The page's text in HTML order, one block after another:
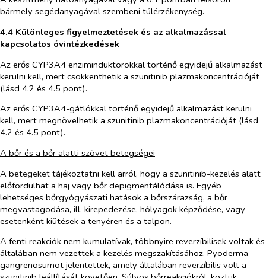
bármely segédanyagával szembeni túlérzékenység.
4.4 Különleges figyelmeztetések és az alkalmazással
kapcsolatos óvintézkedések
Az erős CYP3A4 enziminduktorokkal történő egyidejű alkalmazást
kerülni kell, mert csökkenthetik a szunitinib plazmakoncentrációját
(lásd 4.2 és 4.5 pont).
Az erős CYP3A4-gátlókkal történő egyidejű alkalmazást kerülni
kell, mert megnövelhetik a szunitinib plazmakoncentrációját (lásd
4.2 és 4.5 pont).
A bőr és a bőr alatti szövet betegségei
A betegeket tájékoztatni kell arról, hogy a szunitinib-kezelés alatt
előfordulhat a haj vagy bőr depigmentálódása is. Egyéb
lehetséges bőrgyógyászati hatások a bőrszárazság, a bőr
megvastagodása, ill. kirepedezése, hólyagok képződése, vagy
esetenként kiütések a tenyéren és a talpon.
A fenti reakciók nem kumulatívak, többnyire reverzíbilisek voltak és
általában nem vezettek a kezelés megszakításához. Pyoderma
gangrenosumot jelentettek, amely általában reverzíbilis volt a